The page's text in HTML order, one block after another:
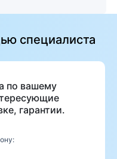
специалиста
по вашему
гарантии.